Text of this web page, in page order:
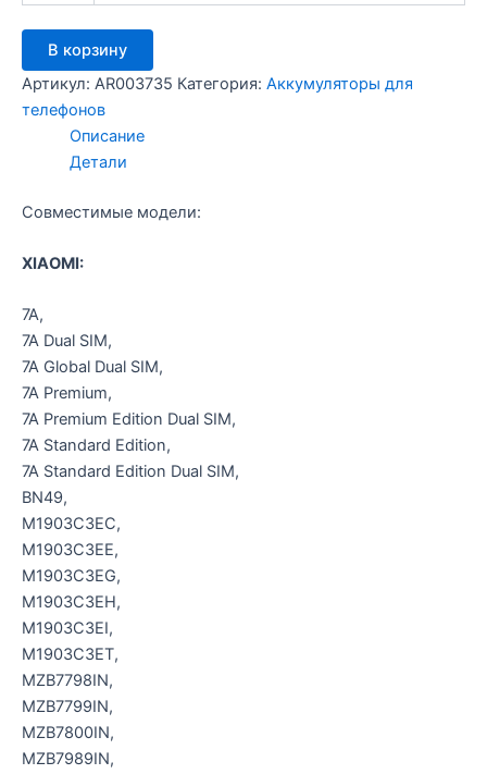
Количество
товара
CS-
MUR700SL
В корзину
Артикул: AR003735 Категория: Аккумуляторы для
телефонов
Описание
Детали
Совместимые модели:
XIAOMI:
7A,
7A Dual SIM,
7A Global Dual SIM,
7A Premium,
7A Premium Edition Dual SIM,
7A Standard Edition,
7A Standard Edition Dual SIM,
BN49,
M1903C3EC,
M1903C3EE,
M1903C3EG,
M1903C3EH,
M1903C3EI,
M1903C3ET,
MZB7798IN,
MZB7799IN,
MZB7800IN,
MZB7989IN,